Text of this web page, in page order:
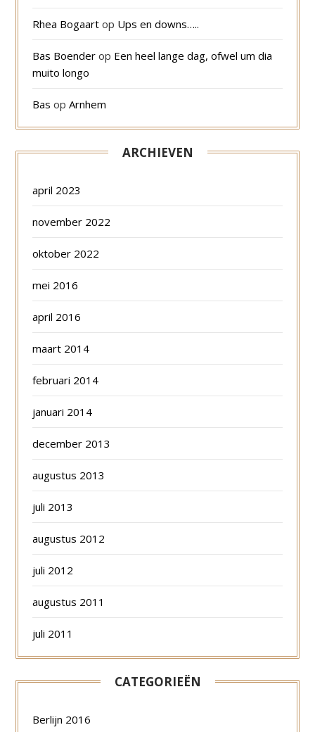
Rhea Bogaart op Ups en downs…..
Bas Boender op Een heel lange dag, ofwel um dia
muito longo
Bas opArnhem
ARCHIEVEN
april 2023
november 2022
oktober 2022
mei 2016
april 2016
maart 2014
februari 2014
januari 2014
december 2013
augustus 2013
juli 2013
augustus 2012
juli 2012
augustus 2011
juli 2011
CATEGORIEËN
Berlijn 2016